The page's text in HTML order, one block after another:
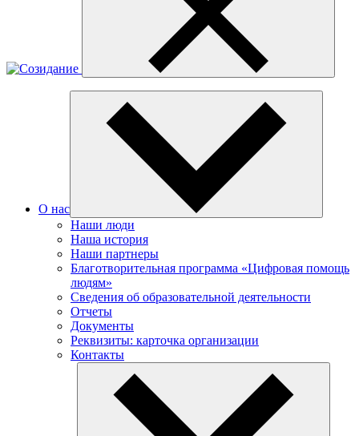
О нас
Наши люди
Наша история
Наши партнеры
Благотворительная программа «Цифровая помощь
людям»
Сведения об образовательной деятельности
Отчеты
Документы
Реквизиты: карточка организации
Контакты